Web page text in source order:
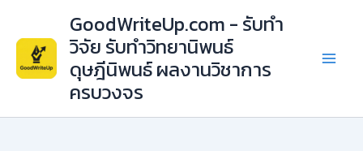
content
GoodWriteUp.com - รับทำ
วิจัย รับทำวิทยานิพนธ์
ดุษฎีนิพนธ์ ผลงานวิชาการ
ครบวงจร